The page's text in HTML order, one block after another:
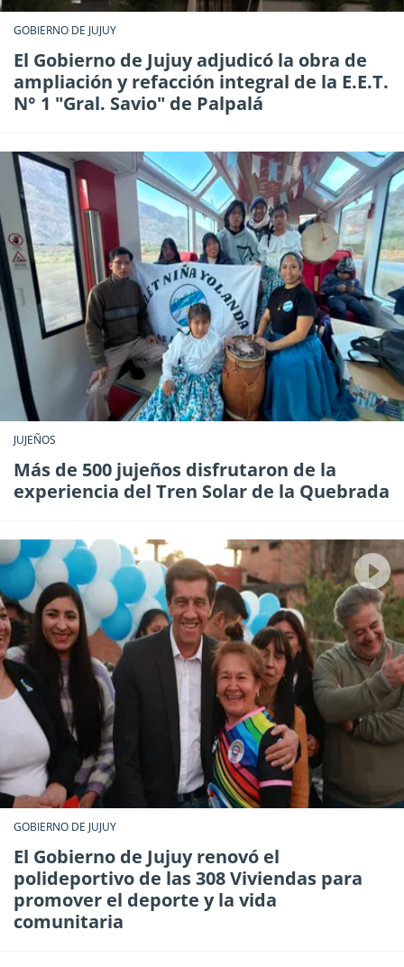
GOBIERNO DE JUJUY
El Gobierno de Jujuy adjudicó la obra de
ampliación y refacción integral de la E.E.T.
N° 1 "Gral. Savio" de Palpalá
JUJEÑOS
Más de 500 jujeños disfrutaron de la
experiencia del Tren Solar de la Quebrada
GOBIERNO DE JUJUY
El Gobierno de Jujuy renovó el
polideportivo de las 308 Viviendas para
promover el deporte y la vida
comunitaria